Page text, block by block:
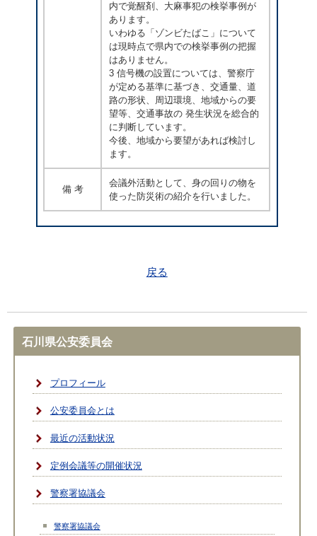
内で覚醒剤、大麻事犯の検挙事例が
あります。
いわゆる「ゾンビたばこ」について
は現時点で県内での検挙事例の把握
はありません。
3 信号機の設置については、警察庁
が定める基準に基づき、交通量、道
路の形状、周辺環境、地域からの要
望等、交通事故の 発生状況を総合的
に判断しています。
今後、地域から要望があれば検討し
ます。
備 考
会議外活動として、身の回りの物を
使った防災術の紹介を行いました。
戻る
石川県公安委員会
プロフィール
公安委員会とは
最近の活動状況
定例会議等の開催状況
警察署協議会
警察署協議会